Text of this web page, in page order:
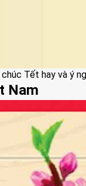
chúc Tết hay và ý
Nam